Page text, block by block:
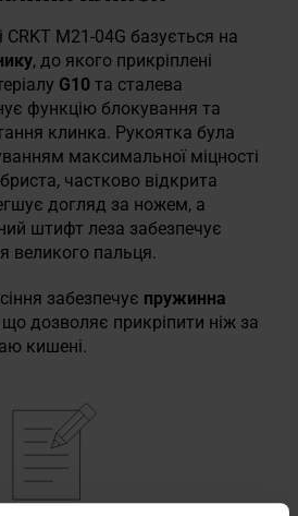
CRKT M21-04G базується на
, до якого прикріплені
G10 та сталева
функцію блокування та
клинка. Рукоятка була
максимальної міцності
частково відкрита
догляд за ножем, а
штифт леза забезпечує
великого пальця.
забезпечує пружинна
що дозволяє прикріпити ніж за
кишені.